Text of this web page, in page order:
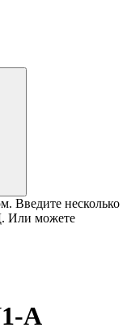
Введите несколько
Или можете
A